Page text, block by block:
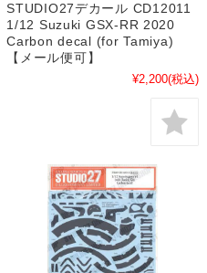
STUDIO27デカール CD12011
1/12 Suzuki GSX-RR 2020
Carbon decal (for Tamiya)
【メール便可】
¥2,200(税込)